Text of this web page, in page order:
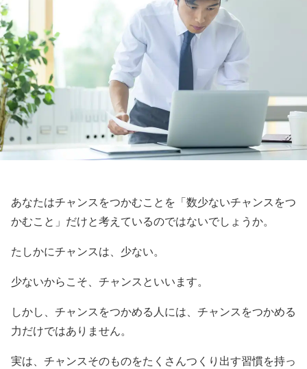
あなたはチャンスをつかむことを「数少ないチャンスをつ
かむこと」だけと考えているのではないでしょうか。
たしかにチャンスは、少ない。
少ないからこそ、チャンスといいます。
しかし、チャンスをつかめる人には、チャンスをつかめる
力だけではありません。
実は、チャンスそのものをたくさんつくり出す習慣を持っ